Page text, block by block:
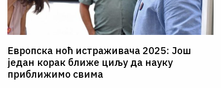
Европска ноћ истраживача 2025: Још
један корак ближе циљу да науку
приближимо свима